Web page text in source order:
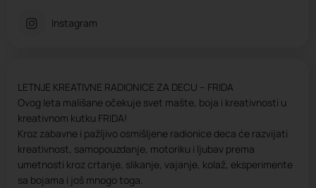
Instagram
LETNJE KREATIVNE RADIONICE ZA DECU – FRIDA
Ovog leta mališane očekuje svet mašte, boja i kreativnosti u
kreativnom kutku FRIDA!
Kroz zabavne i pažljivo osmišljene radionice deca će razvijati
kreativnost, samopouzdanje, motoriku i ljubav prema
umetnosti kroz crtanje, slikanje, vajanje, kolaž, eksperimente
sa bojama i još mnogo toga.